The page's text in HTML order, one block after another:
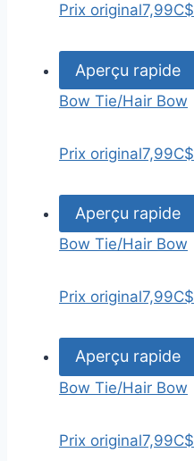
Prix original7,99C$
Aperçu rapide
Bow Tie/Hair Bow
Prix original7,99C$
Aperçu rapide
Bow Tie/Hair Bow
Prix original7,99C$
Aperçu rapide
Bow Tie/Hair Bow
Prix original7,99C$